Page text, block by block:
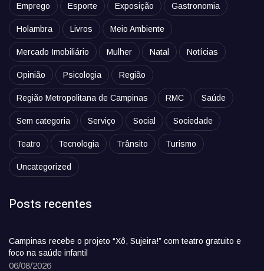
Emprego Esporte Exposição Gastronomia
Holambra Livros Meio Ambiente
Mercado Imobiliário Mulher Natal Notícias
Opinião Psicologia Região
Região Metropolitana de Campinas RMC Saúde
Sem categoria Serviço Social Sociedade
Teatro Tecnologia Trânsito Turismo
Uncategorized
Posts recentes
Campinas recebe o projeto “Xô, Sujeira!” com teatro gratuito e
foco na saúde infantil
06/08/2026